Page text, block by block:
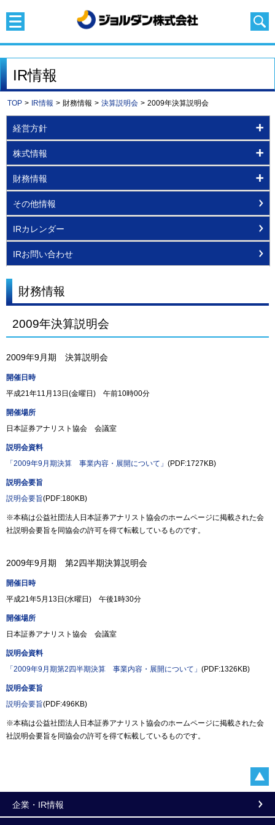
IR情報
TOP > IR情報 > 財務情報 > 決算説明会 > 2009年決算説明会
経営方針
株式情報
財務情報
その他情報
IRカレンダー
IRお問い合わせ
財務情報
2009年決算説明会
2009年9月期 決算説明会
開催日時
平成21年11月13日(金曜日) 午前10時00分
開催場所
日本証券アナリスト協会 会議室
説明会資料
「2009年9月期決算 事業内容・展開について」 (PDF:1727KB)
説明会要旨
説明会要旨(PDF:180KB)
※本稿は公益社団法人日本証券アナリスト協会のホームページに掲載された会
社説明会要旨を同協会の許可を得て転載しているものです。
2009年9月期 第2四半期決算説明会
開催日時
平成21年5月13日(水曜日) 午後1時30分
開催場所
日本証券アナリスト協会 会議室
説明会資料
「2009年9月期第2四半期決算 事業内容・展開について」 (PDF:1326KB)
説明会要旨
説明会要旨(PDF:496KB)
※本稿は公益社団法人日本証券アナリスト協会のホームページに掲載された会
社説明会要旨を同協会の許可を得て転載しているものです。
企業・IR情報